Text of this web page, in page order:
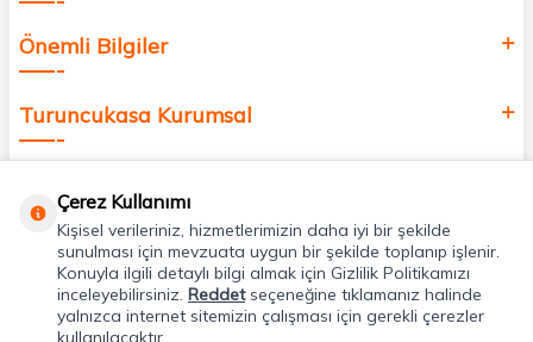
Önemli Bilgiler
Turuncukasa Kurumsal
Uygulamalarımız
Adres & İletişim
Çerez Kullanımı
Kişisel verileriniz, hizmetlerimizin daha iyi bir şekilde
sunulması için mevzuata uygun bir şekilde toplanıp işlenir.
Konuyla ilgili detaylı bilgi almak için Gizlilik Politikamızı
inceleyebilirsiniz. Reddetseçeneğine tıklamanız halinde
yalnızca internet sitemizin çalışması için gerekli çerezler
kullanılacaktır.